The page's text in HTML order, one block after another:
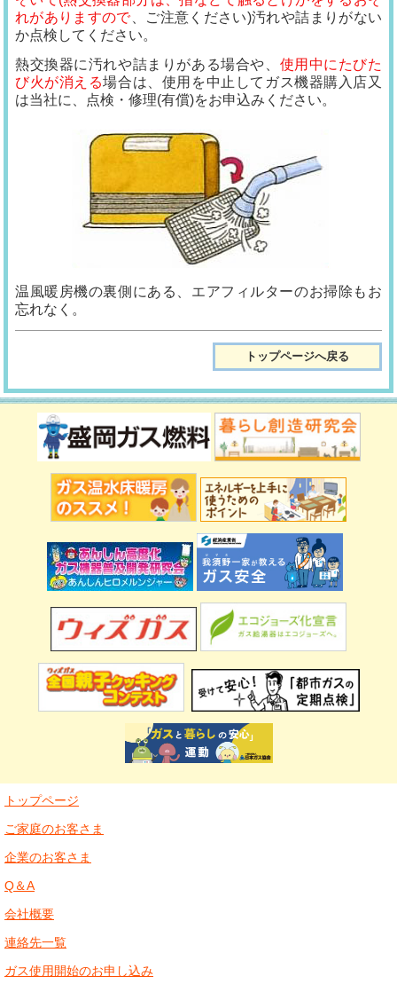
れがありますので、ご注意ください)汚れや詰まりがない
か点検してください。
熱交換器に汚れや詰まりがある場合や、 使用中にたびた
び火が消える場合は、使用を中止してガス機器購入店又
は当社に、点検・修理(有償)をお申込みください。
温風暖房機の裏側にある、エアフィルターのお掃除もお
忘れなく。
トップページへ戻る
トップページ
ご家庭のお客さま
企業のお客さま
Q＆A
会社概要
連絡先一覧
ガス使用開始のお申し込み